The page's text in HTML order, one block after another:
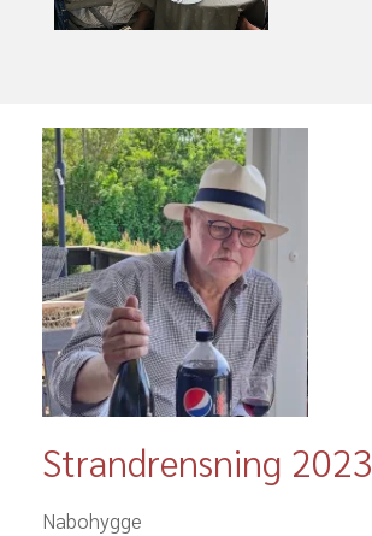
Strandrensning 2023
Nabohygge